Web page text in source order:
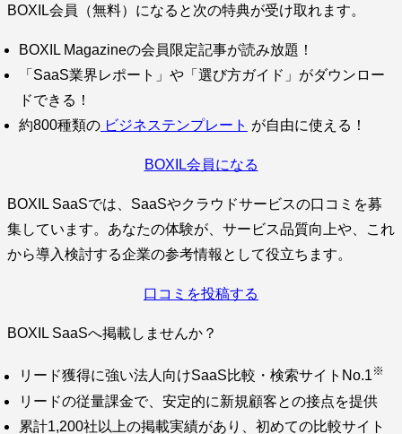
BOXIL会員（無料）になると次の特典が受け取れます。
BOXIL Magazineの会員限定記事が読み放題！
「SaaS業界レポート」や「選び方ガイド」がダウンロー
ドできる！
約800種類の ビジネステンプレート が自由に使える！
BOXIL会員になる
BOXIL SaaSでは、SaaSやクラウドサービスの口コミを募
集しています。あなたの体験が、サービス品質向上や、これ
から導入検討する企業の参考情報として役立ちます。
口コミを投稿する
BOXIL SaaSへ掲載しませんか？
リード獲得に強い法人向けSaaS比較・検索サイトNo.1※
リードの従量課金で、安定的に新規顧客との接点を提供
累計1,200社以上の掲載実績があり、初めての比較サイト